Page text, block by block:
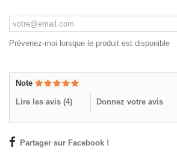
Prévenez-moi lorsque le produit est disponible
Note
Lire les avis (4) Donnez votre avis
Partager sur Facebook !